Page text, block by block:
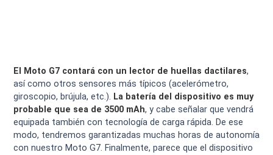
El Moto G7 contará con un lector de huellas dactilares,
así como otros sensores más típicos (acelerómetro,
giroscopio, brújula, etc.). La batería del dispositivo es muy
probable que sea de 3500 mAh, y cabe señalar que vendrá
equipada también con tecnología de carga rápida. De ese
modo, tendremos garantizadas muchas horas de autonomía
con nuestro Moto G7. Finalmente, parece que el dispositivo